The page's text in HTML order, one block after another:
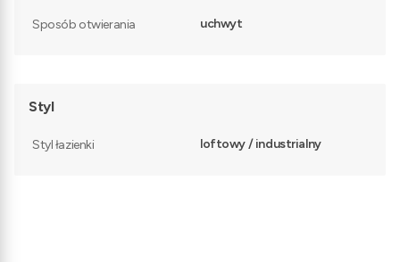
Sposób otwierania uchwyt
Styl
Styl łazienki loftowy / industrialny